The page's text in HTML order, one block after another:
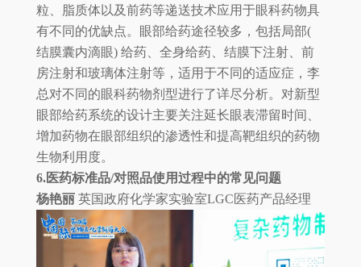
粒、脂质体以及前药等递送技术应用于眼科药物具
有不同的优缺点。眼部给药途径较多，包括局部(
结膜囊内滴眼) 给药、全身给药、结膜下注射、前
房注射和玻璃体注射等，适用于不同的适应症，李
总对不同的眼科药物剂型进行了详尽分析。对新型
眼部给药系统的设计主要关注延长眼表滞留时间、
增加药物在眼部组织的渗透性和提高靶组织的药物
生物利用度。
6.医药标准品/对照品使用过程中的常见问题
杨艳丽 英国政府化学家实验室LGC医药产品经理